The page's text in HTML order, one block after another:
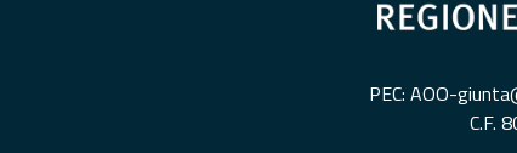
PEC: AOO-
C.F.